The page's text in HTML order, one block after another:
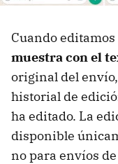
Cuando
muestra con el
original del
historial de
ha editado. La
disponible
no para envíos